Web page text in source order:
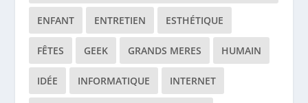
ENFANT ENTRETIEN ESTHÉTIQUE
FÊTES GEEK GRANDS MERES HUMAIN
IDÉE INFORMATIQUE INTERNET